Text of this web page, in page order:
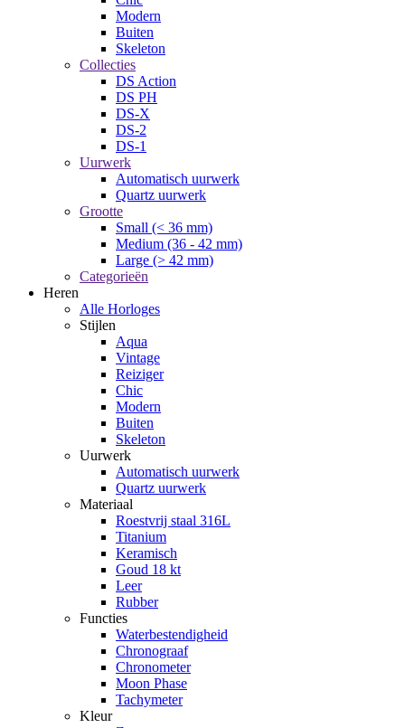
Modern
Buiten
Skeleton
Collecties
DS Action
DS PH
DS-X
DS-2
DS-1
Uurwerk
Automatisch uurwerk
Quartz uurwerk
Grootte
Small (< 36 mm)
Medium (36 - 42 mm)
Large (> 42 mm)
Categorieën
Heren
Alle Horloges
Stijlen
Aqua
Vintage
Reiziger
Chic
Modern
Buiten
Skeleton
Uurwerk
Automatisch uurwerk
Quartz uurwerk
Materiaal
Roestvrij staal 316L
Titanium
Keramisch
Goud 18 kt
Leer
Rubber
Functies
Waterbestendigheid
Chronograaf
Chronometer
Moon Phase
Tachymeter
Kleur